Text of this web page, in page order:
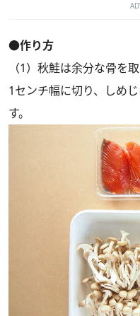
●作り方
（1）秋鮭は余分な骨を
1センチ幅に切り、しめ
す。